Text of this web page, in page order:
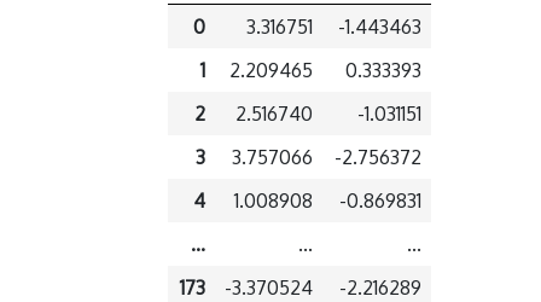
0
3.316751
-1.443463
1
2.209465
0.333393
2
2.516740
-1.031151
3
3.757066
-2.756372
4
1.008908
-0.869831
...
...
...
173
-3.370524
-2.216289